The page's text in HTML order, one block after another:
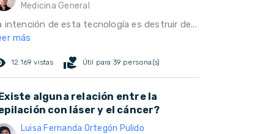
Medicina General
intención de esta tecnología es destruir de...
más
12.169 vistas volunteer_activism Útil para 39 persona(s)
alguna relación entre la
con láser y el cáncer?
Luisa Fernanda Ortegón Pulido